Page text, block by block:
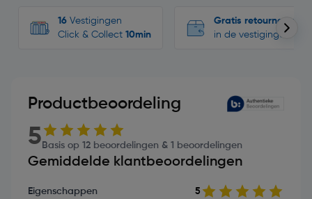
16 Vestigingen
Click & Collect 10min
Gratis retourneren
in de vestigingen
Productbeoordeling
5 Basis op 12 beoordelingen & 1 beoordelingen
Gemiddelde klantbeoordelingen
Eigenschappen 5